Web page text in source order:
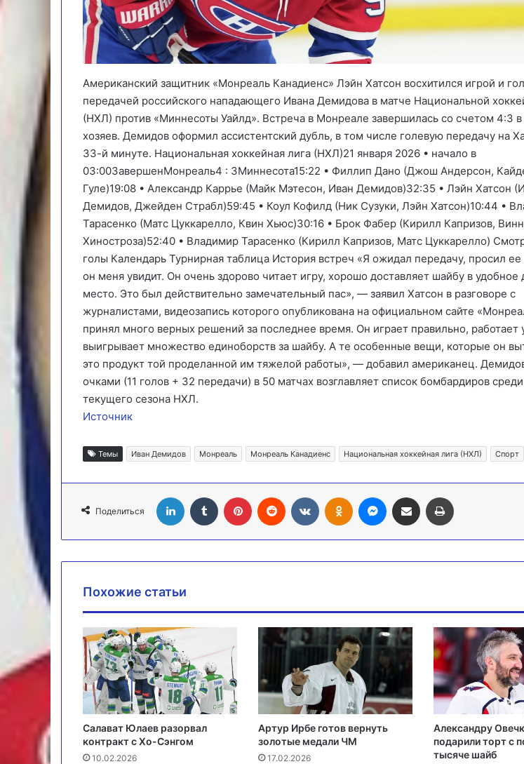
Американский защитник «Монреаль Канадиенс» Лэйн Хатсон восхитился игрой и
передачей российского нападающего Ивана Демидова в матче Национальной
(НХЛ) против «Миннесоты Уайлд». Встреча в Монреале завершилась со счетом 4:3 в
хозяев. Демидов оформил ассистентский дубль, в том числе голевую передачу на
33-й минуте. Национальная хоккейная лига (НХЛ)21 января 2026 • начало в
03:00ЗавершенМонреаль4 : 3Миннесота15:22 • Филлип Дано (Джош Андерсон,
Гуле)19:08 • Александр Каррье (Майк Мэтесон, Иван Демидов)32:35 • Лэйн Хатсон (
Демидов, Джейден Страбл)59:45 • Коул Кофилд (Ник Сузуки, Лэйн Хатсон)10:44 •
Тарасенко (Матс Цуккарелло, Квин Хьюс)30:16 • Брок Фабер (Кирилл Капризов,
Хиностроза)52:40 • Владимир Тарасенко (Кирилл Капризов, Матс Цуккарелло)
голы Календарь Турнирная таблица История встреч «Я ожидал передачу, просил ее
он меня увидит. Он очень здорово читает игру, хорошо доставляет шайбу в удобное
место. Это был действительно замечательный пас», — заявил Хатсон в разговоре с
журналистами, видеозапись которого опубликована на официальном сайте
принял много верных решений за последнее время. Он играет правильно, работает
выигрывает множество единоборств за шайбу. А те особенные вещи, которые он
это продукт той проделанной им тяжелой работы», — добавил американец.
очками (11 голов + 32 передачи) в 50 матчах возглавляет список бомбардиров
текущего сезона НХЛ.
Источник
Темы Иван Демидов Монреаль Монреаль Канадиенс Национальная хоккейная лига (НХЛ) Спорт
Поделиться
LinkedIn Tumblr Pinterest Reddit ВконтактеОдноклассники
MessengerПоделиться через электронную почту
Похожие статьи
Салават Юлаев разорвал
контракт с Хо-Сэнгом
10.02.2026
Артур Ирбе готов вернуть
золотые медали ЧМ
17.02.2026
Александру
подарили торт с
тысяче шайб